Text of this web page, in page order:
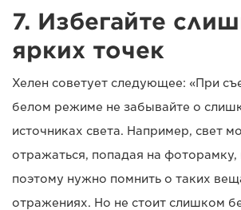
7. Избегайте
ярких точек
Хелен советует следующее: «При
белом режиме не забывайте о
источниках света. Например, свет
отражаться, попадая на фоторамку,
поэтому нужно помнить о таких
отражениях. Но не стоит слишком